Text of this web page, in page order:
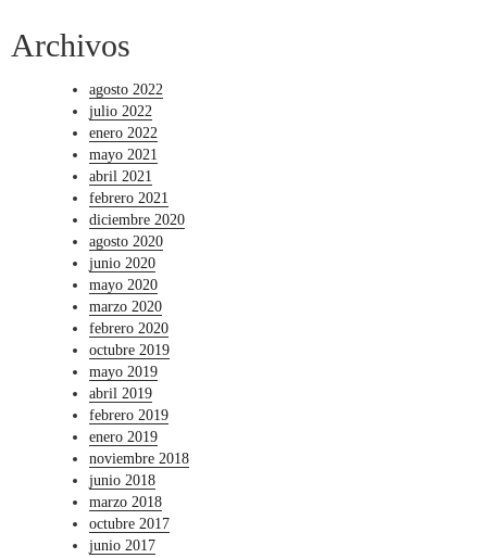
Archivos
agosto 2022
julio 2022
enero 2022
mayo 2021
abril 2021
febrero 2021
diciembre 2020
agosto 2020
junio 2020
mayo 2020
marzo 2020
febrero 2020
octubre 2019
mayo 2019
abril 2019
febrero 2019
enero 2019
noviembre 2018
junio 2018
marzo 2018
octubre 2017
junio 2017